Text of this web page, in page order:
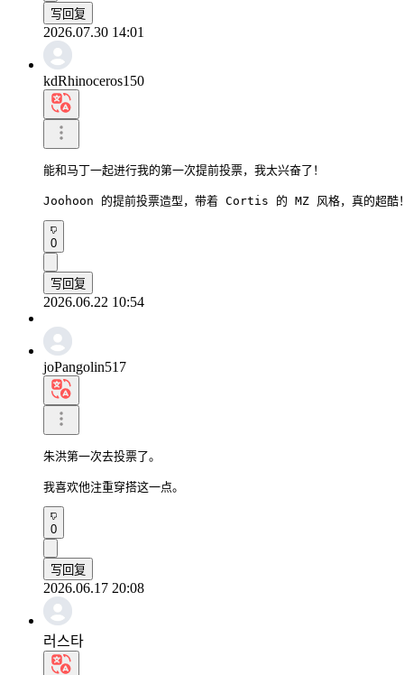
写回复
2026.07.30 14:01
kdRhinoceros150
能和马丁一起进行我的第一次提前投票，我太兴奋了！
Joohoon 的提前投票造型，带着 Cortis 的 MZ 风格，真的超酷
0
写回复
2026.06.22 10:54
joPangolin517
朱洪第一次去投票了。
我喜欢他注重穿搭这一点。
0
写回复
2026.06.17 20:08
러스타